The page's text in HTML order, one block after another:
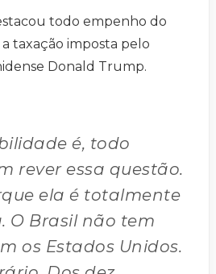
todo empenho do
taxação imposta pelo
Donald Trump.
é, todo
rever essa questão.
ela é totalmente
O Brasil não tem
os Estados Unidos.